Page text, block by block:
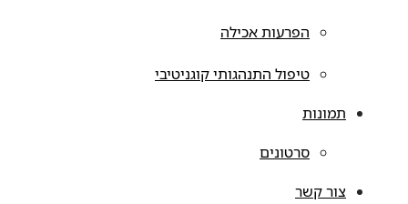
הפרעות אכילה
טיפול התנהגותי קוגניטיבי
תמונות
סרטונים
צור קשר